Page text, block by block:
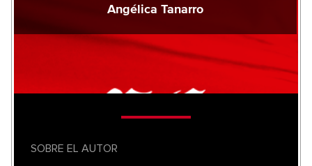
Angélica Tanarro
SOBRE EL AUTOR